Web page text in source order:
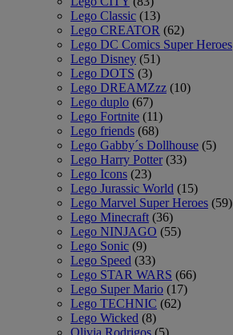
Lego Classic (13)
Lego CREATOR (62)
Lego DC Comics Super Heroes
Lego Disney (51)
Lego DOTS (3)
Lego DREAMZzz (10)
Lego duplo (67)
Lego Fortnite (11)
Lego friends (68)
Lego Gabby´s Dollhouse (5)
Lego Harry Potter (33)
Lego Icons (23)
Lego Jurassic World (15)
Lego Marvel Super Heroes (59)
Lego Minecraft (36)
Lego NINJAGO (55)
Lego Sonic (9)
Lego Speed (33)
Lego STAR WARS (66)
Lego Super Mario (17)
Lego TECHNIC (62)
Lego Wicked (8)
Olivia Rodrigos (5)